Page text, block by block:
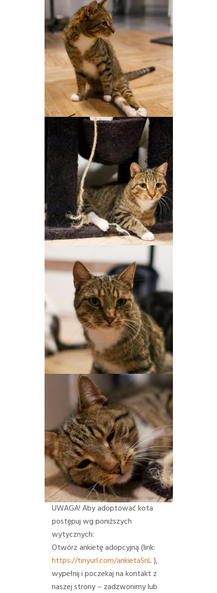
UWAGA! Aby adoptować kota
postępuj wg poniższych
wytycznych:
Otwórz ankietę adopcyjną (link:
https://tinyurl.com/ankietaSnL),
wypełnij i poczekaj na kontakt z
naszej strony – zadzwonimy lub